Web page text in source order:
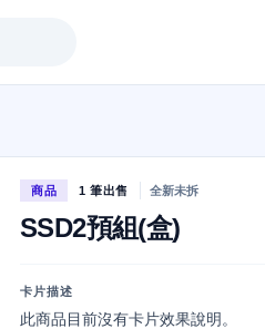
商品 1 筆出售 全新未拆
SSD2預組(盒)
卡片描述
此商品目前沒有卡片效果說明。